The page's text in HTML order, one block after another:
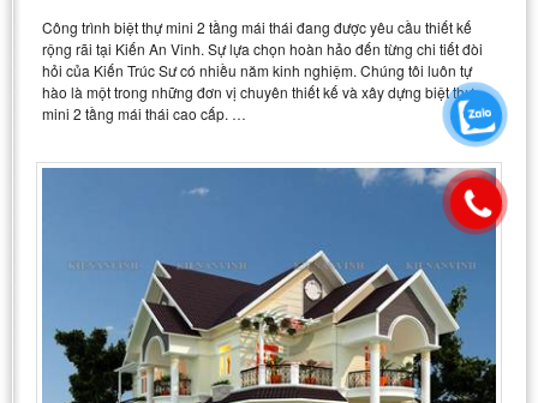
Công trình biệt thự mini 2 tầng mái thái đang được yêu cầu thiết kế
rộng rãi tại Kiến An Vinh. Sự lựa chọn hoàn hảo đến từng chi tiết đòi
hỏi của Kiến Trúc Sư có nhiều năm kinh nghiệm. Chúng tôi luôn tự
hào là một trong những đơn vị chuyên thiết kế và xây dựng biệt thự
mini 2 tầng mái thái cao cấp. …